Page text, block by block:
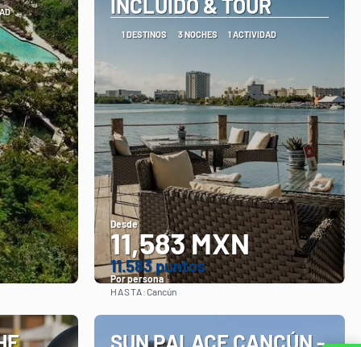
INCLUIDO & TOUR
1 DESTINOS 3 NOCHES 1 ACTIVIDAD
Desde
11,583 MXN
11.583 puntos
Por persona
HASTA:Cancún
SUN PALACE CANCÚN -